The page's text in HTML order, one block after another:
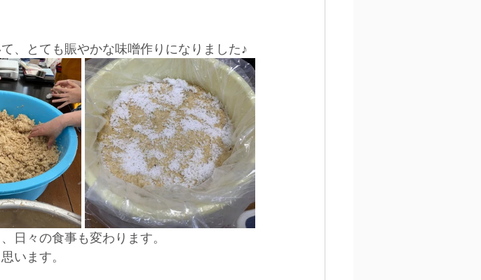
、とても賑やかな味噌作りになりました♪
日々の食事も変わります。
います。